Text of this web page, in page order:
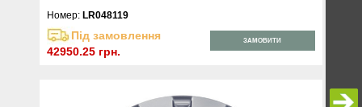
Номер: LR048119
Під замовлення
42950.25 грн.
ЗАМОВИТИ